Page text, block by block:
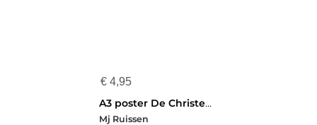
€ 4,95
A3 poster De Christenreis
Mj Ruissen